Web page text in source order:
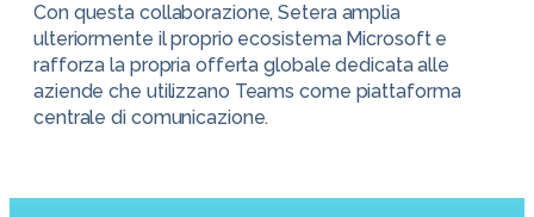
Con questa collaborazione, Setera amplia
ulteriormente il proprio ecosistema Microsoft e
rafforza la propria offerta globale dedicata alle
aziende che utilizzano Teams come piattaforma
centrale di comunicazione.